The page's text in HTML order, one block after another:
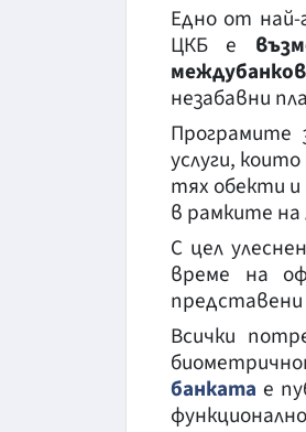
Едно от
ЦКБ е
незабавни
Програмите
услуги,
тях обекти
в рамките на
С цел
време на
представени
Всички
банката e